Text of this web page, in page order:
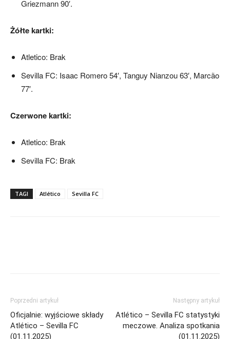
Griezmann 90′.
Żółte kartki:
Atletico: Brak
Sevilla FC: Isaac Romero 54′, Tanguy Nianzou 63′, Marcão
77′.
Czerwone kartki:
Atletico: Brak
Sevilla FC: Brak
TAGI Atlético Sevilla FC
Poprzedni artykuł
Oficjalnie: wyjściowe składy
Atlético – Sevilla FC
(01.11.2025)
Następny artykuł
Atlético – Sevilla FC statystyki
meczowe. Analiza spotkania
(01.11.2025)